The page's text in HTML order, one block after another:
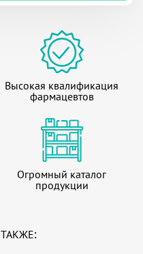
Высокая квалификация
фармацевтов
Огромный каталог
продукции